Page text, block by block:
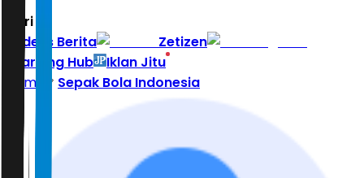
Hari ini
Indeks Berita
Zetizen
Learning Hub
Iklan Jitu
Home
Sepak Bola Indonesia